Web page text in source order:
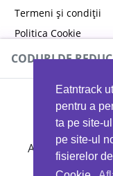
Eatntrack
pentru a
ta pe site-
pe site-ul
fisierelor
Termeni și condiții
Politica Cookie
Politica de
CODURI DE
Ai 40%reducere